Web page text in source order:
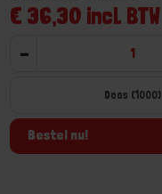
€ 36,30 incl. BTW
-
Doos (1000)
Bestel nu!